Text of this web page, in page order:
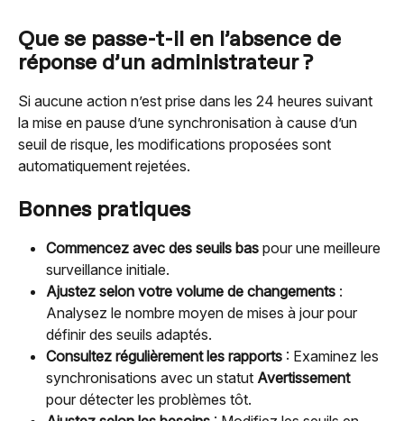
Que se passe-t-il en l’absence de
réponse d’un administrateur ?
Si aucune action n’est prise dans les 24 heures suivant
la mise en pause d’une synchronisation à cause d’un
seuil de risque, les modifications proposées sont
automatiquement rejetées.
Bonnes pratiques
Commencez avec des seuils bas pour une meilleure
surveillance initiale.
Ajustez selon votre volume de changements :
Analysez le nombre moyen de mises à jour pour
définir des seuils adaptés.
Consultez régulièrement les rapports : Examinez les
synchronisations avec un statut Avertissement
pour détecter les problèmes tôt.